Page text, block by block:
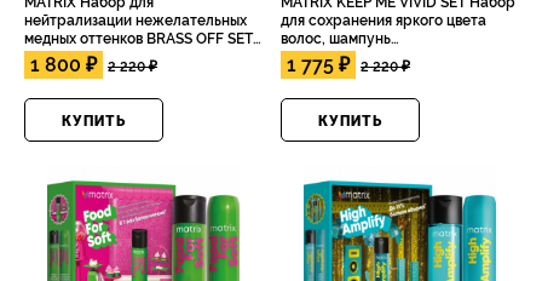
нейтрализации нежелательных
медных оттенков BRASS OFF SET,
шампунь 300мл+кондиционер
300мл
1 800 ₽ 2 220 ₽
КУПИТЬ
для сохранения яркого цвета
волос, шампунь
300мл+кондиционер 300мл
1 775 ₽ 2 220 ₽
КУПИТЬ